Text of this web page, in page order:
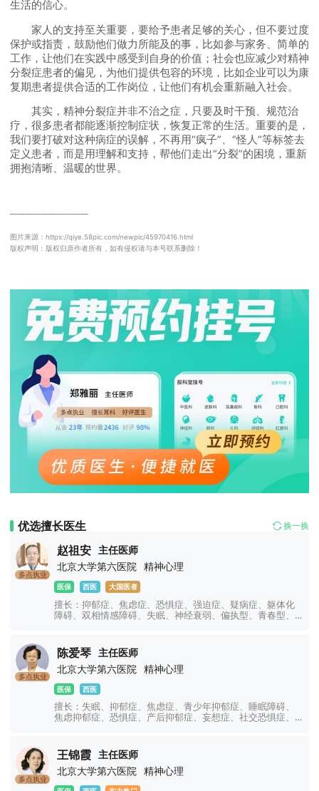
生活的信心。
家人的支持至关重要，要给予患者足够的关心，但不要过度
保护或指责，鼓励他们做力所能及的事，比如参与家务、简单的
工作，让他们在实践中感受到自身的价值；社会也应减少对精神
分裂症患者的偏见，为他们提供包容的环境，比如企业可以为康
复期患者提供合适的工作岗位，让他们有机会重新融入社会。
其实，精神分裂症并非不治之症，只要及时干预、规范治
疗，很多患者都能逐渐控制症状，恢复正常的生活。重要的是，
我们要打破对这种病症的误解，不再用“疯子”、“怪人”等标签去
定义患者，而是用理解和支持，帮他们走出“分裂”的困境，重新
拥抱清晰、温暖的世界。
──────────
图片来源：https://qiye.58pic.com/newpic/45970416.html
版权声明：版权归原作者所有，如有侵权请与本号联系删除！
优选擅长医生 换一换
多点执业
赵祖安
主任医师
北京大学第六医院
精神心理
医保 西医 大国医者
擅长：抑郁症、焦虑症、恐惧症、强迫症、疑病症、躯体化
障碍、双相情感障碍、失眠、神经衰弱、偏执型、青春型、
神心理、睡眠障碍科、躁狂症、恐惧症、神经官能症、植物
神经紊乱、头痛头晕、更年期综合征、心理咨询、注意力不
集中、网瘾、青少年厌学叛逆等青少年儿童心理问题。
多点执业
陈爱琴
主任医师
北京大学第六医院
精神心理
医保 西医
擅长：失眠、抑郁症、焦虑症、青少年抑郁症、睡眠障碍、
焦虑抑郁症、恐惧症、产后抑郁症、妄想症、社交恐惧症、
体化障碍、神经官能症、植物神经紊乱、注意力不集中、网
瘾、青少年厌学叛逆等青少年儿童心理问题。
多点执业
王锦霞
主任医师
北京大学第六医院
精神心理